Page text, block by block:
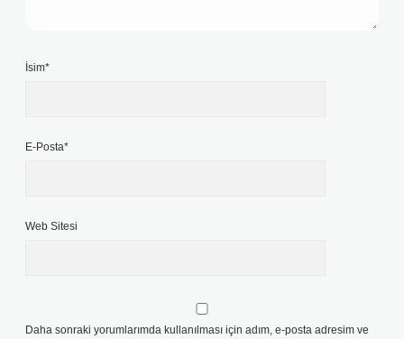
İsim*
E-Posta*
Web Sitesi
Daha sonraki yorumlarımda kullanılması için adım, e-posta adresim ve